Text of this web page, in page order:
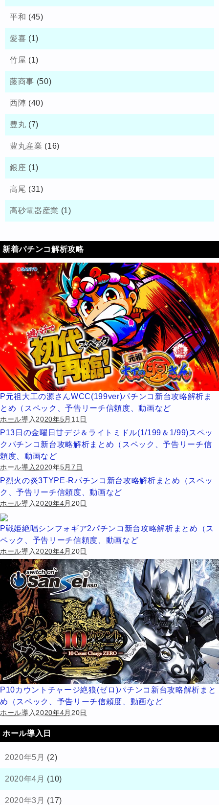
平和 (45)
愛喜 (1)
竹屋 (1)
藤商事 (50)
西陣 (40)
豊丸 (7)
豊丸産業 (16)
銀座 (1)
高尾 (31)
高砂電器産業 (1)
新着パチンコ解析攻略
P元祖大工の源さんWCC(199ver)パチンコ新台攻略解析ま
とめ（スペック、予告リーチ信頼度、動画など
ホール導入2020年5月11日
P13日の金曜日甘デジ＆ライトミドル(1/199＆1/99)スペッ
クパチンコ新台攻略解析まとめ（スペック、予告リーチ信
頼度、動画など
ホール導入2020年5月7日
P烈火の炎3TYPE-Rパチンコ新台攻略解析まとめ（スペッ
ク、予告リーチ信頼度、動画など
ホール導入2020年4月20日
P戦姫絶唱シンフォギア2パチンコ新台攻略解析まとめ（ス
ペック、予告リーチ信頼度、動画など
ホール導入2020年4月20日
P10カウントチャージ絶狼(ゼロ)パチンコ新台攻略解析まと
め（スペック、予告リーチ信頼度、動画など
ホール導入2020年4月20日
ホール導入日
2020年5月 (2)
2020年4月 (10)
2020年3月 (17)